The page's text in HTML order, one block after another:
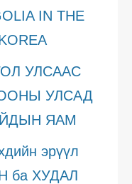
IN THE
УЛСААС
УЛСАД
ЯАМ
эрүүл
ба ХУДАЛ